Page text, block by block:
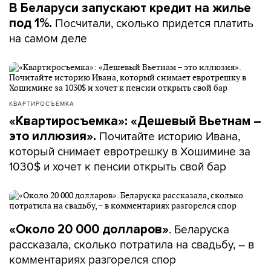
В Беларуси запускают кредит на жилье
под 1%. Посчитали, сколько придется платить
на самом деле
КВАРТИРОСЪЕМКА
«Квартиросъемка»: «Дешевый Вьетнам –
это иллюзия». Почитайте историю Ивана,
который снимает евротрешку в Хошимине за
1030$ и хочет к пенсии открыть свой бар
«Около 20 000 долларов». Беларуска
рассказала, сколько потратила на свадьбу, – в
комментариях разгорелся спор